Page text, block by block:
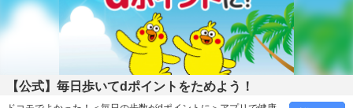
【公式】毎日歩いてdポイントをためよう！